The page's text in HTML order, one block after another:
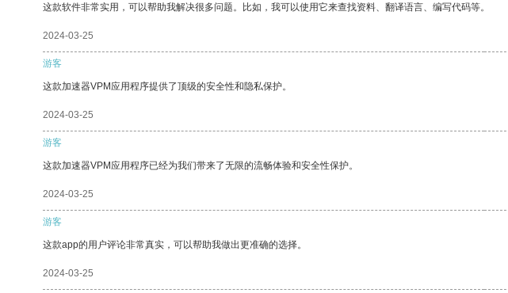
这款软件非常实用，可以帮助我解决很多问题。比如，我可以使用它来查找资料、翻译语言、编写代码等。
2024-03-25
游客
这款加速器VPM应用程序提供了顶级的安全性和隐私保护。
2024-03-25
游客
这款加速器VPM应用程序已经为我们带来了无限的流畅体验和安全性保护。
2024-03-25
游客
这款app的用户评论非常真实，可以帮助我做出更准确的选择。
2024-03-25